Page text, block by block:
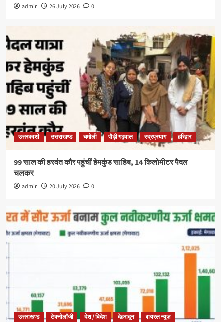
admin 26 July 2026 0
उत्तरकाशी उत्तराखण्ड चमोली पौड़ी गढ़वाल रुद्रप्रयाग हरिद्वार
99 साल की हरवंत कौर पहुंचीं हेमकुंड साहिब, 14 किलोमीटर पैदल
चलकर
admin 20 July 2026 0
उत्तराखण्ड टेक्नोलॉजी देश / विदेश देहरादून वायरल न्यूज़